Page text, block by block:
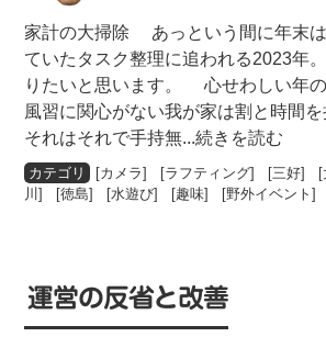
家計の大掃除 あっという間に年末
ていたタスク整理に追われる2023年
りたいと思います。 心せわしい年
風習に関心がない我が家は割と時間を
それはそれで手持無...続きを読む
[カメラ] [ラフティング] [三好] [
川] [徳島] [水遊び] [趣味] [野外イベント]
運営の反省と改善